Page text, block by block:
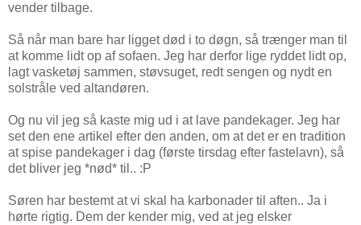
vender tilbage.
Så når man bare har ligget død i to døgn, så trænger man til
at komme lidt op af sofaen. Jeg har derfor lige ryddet lidt op,
lagt vasketøj sammen, støvsuget, redt sengen og nydt en
solstråle ved altandøren.
Og nu vil jeg så kaste mig ud i at lave pandekager. Jeg har
set den ene artikel efter den anden, om at det er en tradition
at spise pandekager i dag (første tirsdag efter fastelavn), så
det bliver jeg *nød* til.. :P
Søren har bestemt at vi skal ha karbonader til aften.. Ja i
hørte rigtig. Dem der kender mig, ved at jeg elsker